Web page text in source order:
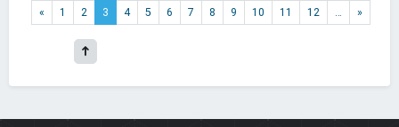
« 1 2 3 4 5 6 7 8 9 10 11 12 … »